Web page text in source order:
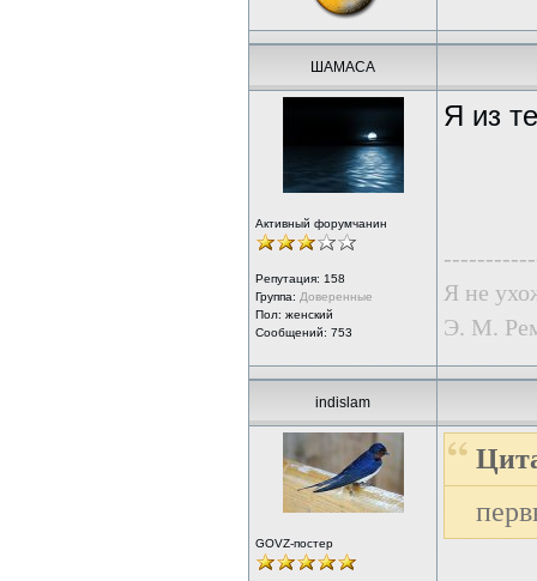
ШАМАСА
Активный форумчанин
Репутация: 158
Группа: Доверенные
Пол: женский
Сообщений: 753
Я из
Я не
Э. М.
indislam
GOVZ-постер